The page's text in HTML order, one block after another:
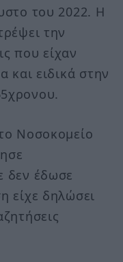
του 2022. Η
την
που είχαν
και ειδικά στην
Νοσοκομείο
δεν έδωσε
είχε δηλώσει